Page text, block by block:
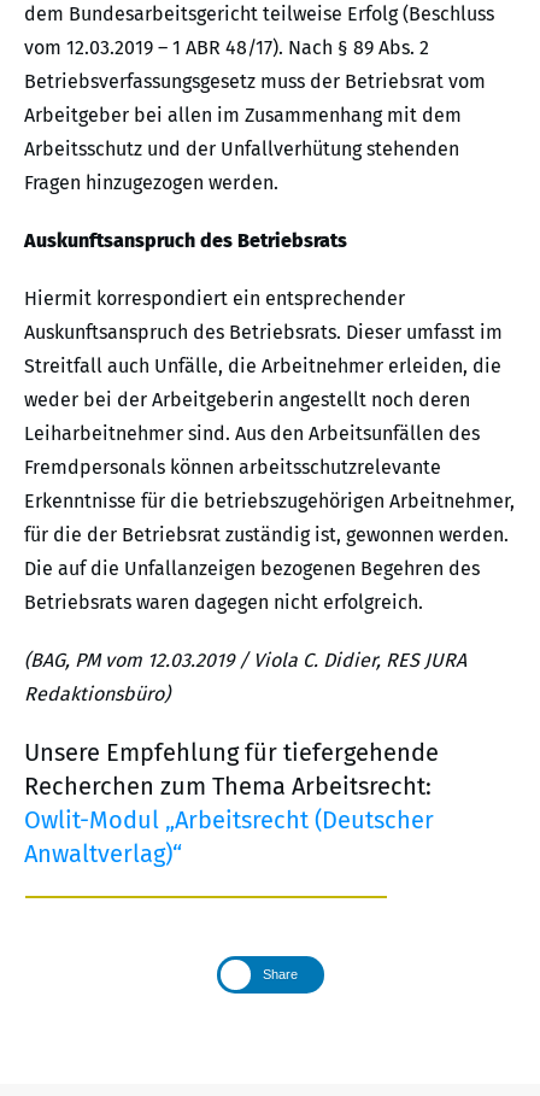
dem Bundesarbeitsgericht teilweise Erfolg (Beschluss
vom 12.03.2019 – 1 ABR 48/17). Nach § 89 Abs. 2
Betriebsverfassungsgesetz muss der Betriebsrat vom
Arbeitgeber bei allen im Zusammenhang mit dem
Arbeitsschutz und der Unfallverhütung stehenden
Fragen hinzugezogen werden.
Auskunftsanspruch des Betriebsrats
Hiermit korrespondiert ein entsprechender
Auskunftsanspruch des Betriebsrats. Dieser umfasst im
Streitfall auch Unfälle, die Arbeitnehmer erleiden, die
weder bei der Arbeitgeberin angestellt noch deren
Leiharbeitnehmer sind. Aus den Arbeitsunfällen des
Fremdpersonals können arbeitsschutzrelevante
Erkenntnisse für die betriebszugehörigen Arbeitnehmer,
für die der Betriebsrat zuständig ist, gewonnen werden.
Die auf die Unfallanzeigen bezogenen Begehren des
Betriebsrats waren dagegen nicht erfolgreich.
(BAG, PM vom 12.03.2019 / Viola C. Didier, RES JURA
Redaktionsbüro)
Unsere Empfehlung für tiefergehende
Recherchen zum Thema Arbeitsrecht:
Owlit-Modul „Arbeitsrecht (Deutscher
Anwaltverlag)“
Share